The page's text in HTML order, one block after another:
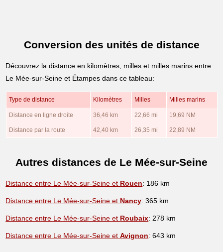
Conversion des unités de distance
Découvrez la distance en kilomètres, milles et milles marins entre
Le Mée-sur-Seine et Étampes dans ce tableau:
Type de distance Kilomètres Milles Milles marins
Distance en ligne droite 36,46 km 22,66 mi 19,69 NM
Distance par la route 42,40 km 26,35 mi 22,89 NM
Autres distances de Le Mée-sur-Seine
Distance entre Le Mée-sur-Seine et Rouen: 186 km
Distance entre Le Mée-sur-Seine et Nancy: 365 km
Distance entre Le Mée-sur-Seine et Roubaix: 278 km
Distance entre Le Mée-sur-Seine etAvignon: 643 km